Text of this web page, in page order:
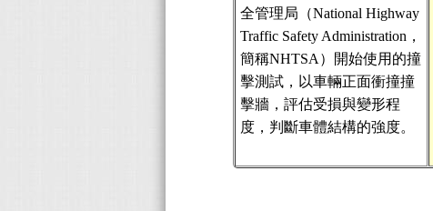
全管理局（National Highway
Traffic Safety Administration，
簡稱NHTSA）開始使用的撞
擊測試，以車輛正面衝撞撞
擊牆，評估受損與變形程
度，判斷車體結構的強度。